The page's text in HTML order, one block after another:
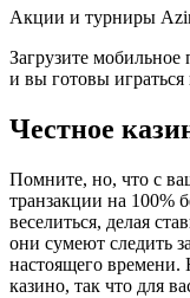
Акции и турниры
Загрузите
и вы готовы играться
Честное
Помните, но, что с
транзакции на 100%
веселиться, делая
они сумеют следить
настоящего времени.
казино, так что для